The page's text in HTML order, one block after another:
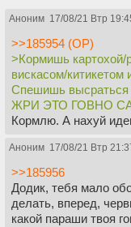
Аноним 17/08/21 Втр
>>185954 (OP)
>Кормишь
вискасом/
Спешишь
ЖРИ ЭТО ГОВНО
Кормлю. А нахуй
Аноним 17/08/21 Втр
>>185956
Додик, тебя мало
делать, вперед,
какой параши твоя